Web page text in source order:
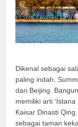
Dikenal sebagai
paling indah,
dari Beijing.
memiliki arti
Kaisar Dinasti
sebagai taman